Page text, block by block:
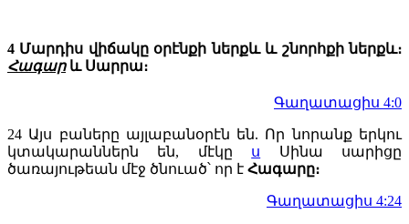
4 Մարդիս վիճակը օրէնքի ներքև և շնորհքի ներքև։
Հագարև Սարրա։
Գաղատացիս 4:0
24 Այս բաները այլաբանօրէն են. Որ նորանք երկու
կտակարաններն են, մէկը ս
Սինա սարիցը
ծառայութեան մէջ ծնուած՝ որ է Հագարը։
Գաղատացիս 4:24